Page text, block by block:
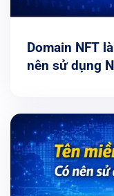
Domain NFT
nên sử dụng